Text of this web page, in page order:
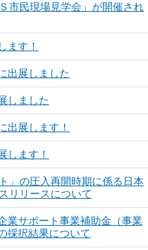
市民現場見学会」が開催され
ます！
出展しました
しました
出展します！
します！
」の圧入再開時期に係る日本
リリースについて
業サポート事業補助金（事業
採択結果について